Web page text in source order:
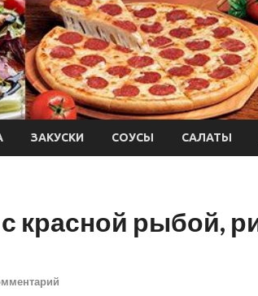
ЗАКУСКИ СОУСЫ САЛАТЫ
красной рыбой,